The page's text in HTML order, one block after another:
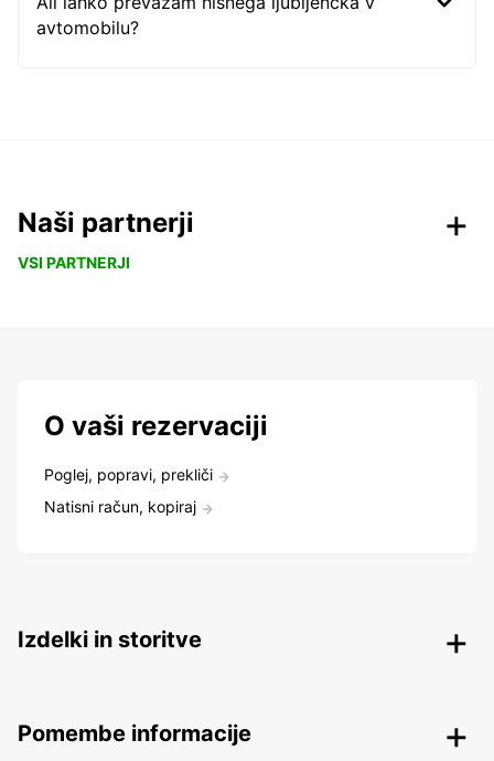
avtomobilu?
Naši partnerji
VSI PARTNERJI
O vaši rezervaciji
Poglej, popravi, prekliči
Natisni račun, kopiraj
Izdelki in storitve
Pomembe informacije